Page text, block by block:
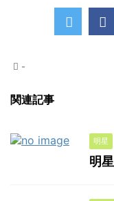
-
関連記事
明星
明